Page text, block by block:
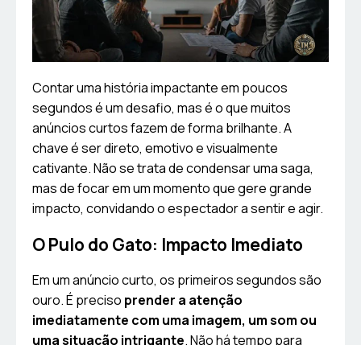
Contar uma história impactante em poucos
segundos é um desafio, mas é o que muitos
anúncios curtos fazem de forma brilhante. A
chave é ser direto, emotivo e visualmente
cativante. Não se trata de condensar uma saga,
mas de focar em um momento que gere grande
impacto, convidando o espectador a sentir e agir.
O Pulo do Gato: Impacto Imediato
Em um anúncio curto, os primeiros segundos são
ouro. É preciso prender a atenção
imediatamente com uma imagem, um som ou
uma situação intrigante. Não há tempo para